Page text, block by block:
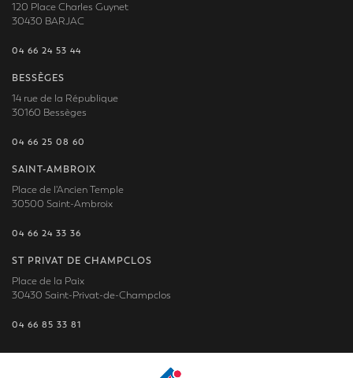
120 Place Charles Guynet
30430 BARJAC
04 66 24 53 44
BESSÈGES
14 rue de la République
30160 Bessèges
04 66 25 08 60
SAINT-AMBROIX
Place de l'Ancien Temple
30500 Saint-Ambroix
04 66 24 33 36
ST PRIVAT DE CHAMPCLOS
Place de la Paix
30430 Saint-Privat-de-Champclos
04 66 85 33 81